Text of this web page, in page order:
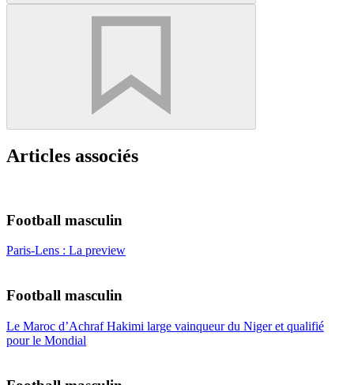
Articles associés
Football masculin
Paris-Lens : La preview
Football masculin
Le Maroc d’Achraf Hakimi large vainqueur du Niger et qualifié
pour le Mondial